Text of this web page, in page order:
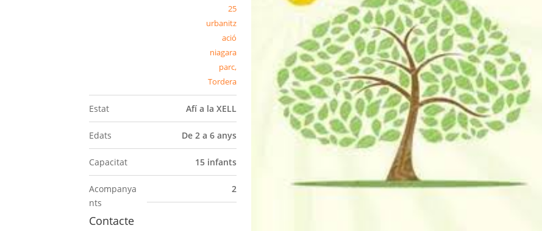
25
urbanitz
ació
niagara
parc,
Tordera
Estat Afí a la XELL
Edats De 2 a 6 anys
Capacitat 15 infants
Acompanya
nts
2
Contacte